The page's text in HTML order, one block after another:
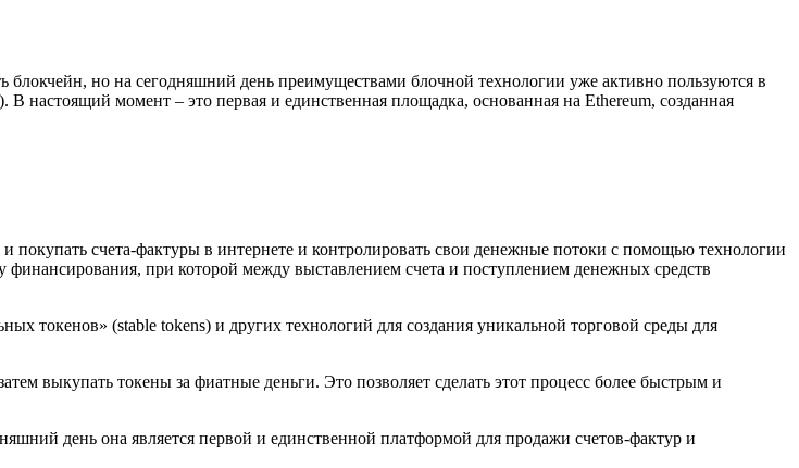
блокчейн, но на сегодняшний день преимуществами блочной технологии уже активно пользуются в
настоящий момент – это первая и единственная площадка, основанная на Ethereum, созданная
покупать счета-фактуры в интернете и контролировать свои денежные потоки с помощью технологии
при которой между выставлением счета и поступлением денежных средств
токенов» (stable tokens) и других технологий для создания уникальной торговой среды для
выкупать токены за фиатные деньги. Это позволяет сделать этот процесс более быстрым и
день она является первой и единственной платформой для продажи счетов-фактур и